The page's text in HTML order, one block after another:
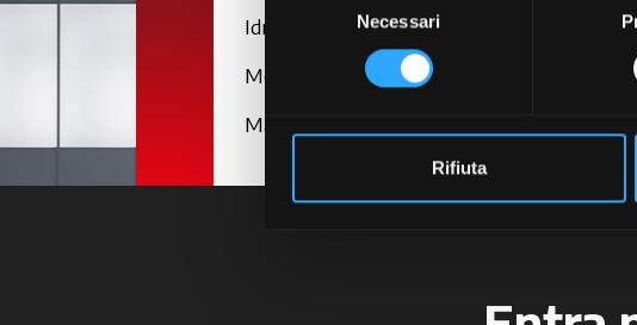
del
Necessari
Rifiuta
Idraulica
Motore
Manutenzione